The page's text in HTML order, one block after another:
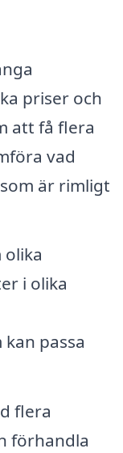
priser och
att få flera
vad
är rimligt
olika
i olika
passa
flera
förhandla